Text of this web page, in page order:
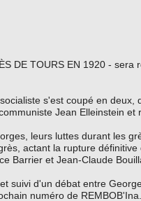
DE TOURS EN 1920 -
s'est coupé en
Jean Elleinstein et
leurs luttes durant les
actant la rupture
Barrier et Jean-Claude
suivi d'un débat entre
numéro de REMBOB'Ina.